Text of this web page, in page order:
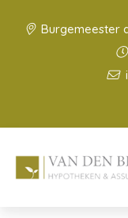
Burgemeester